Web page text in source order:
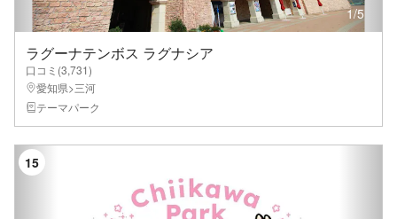
1/5
ラグーナテンボス ラグナシア
口コミ(3,731)
愛知県>三河
テーマパーク